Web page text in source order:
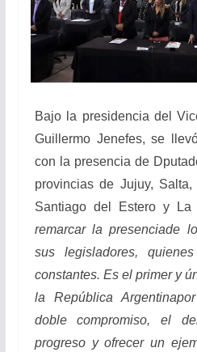
Bajo la presidencia del
Guillermo Jenefes, se
con la presencia de
provincias de Jujuy, Salta,
Santiago del Estero y La
remarcar la presenciade
sus legisladores,
constantes. Es el primer y
la República
doble compromiso, el
progreso y ofrecer un